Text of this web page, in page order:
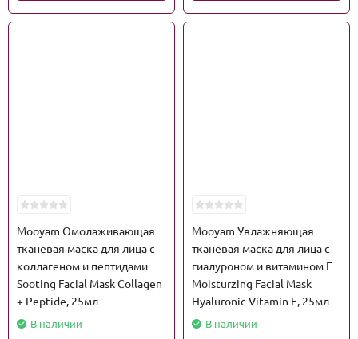
Mooyam Омолаживающая
тканевая маска для лица с
коллагеном и пептидами
Sooting Facial Mask Collagen
+ Peptide, 25мл
В наличии
Mooyam Увлажняющая
тканевая маска для лица с
гиалуроном и витамином Е
Moisturzing Facial Mask
Hyaluronic Vitamin E, 25мл
В наличии